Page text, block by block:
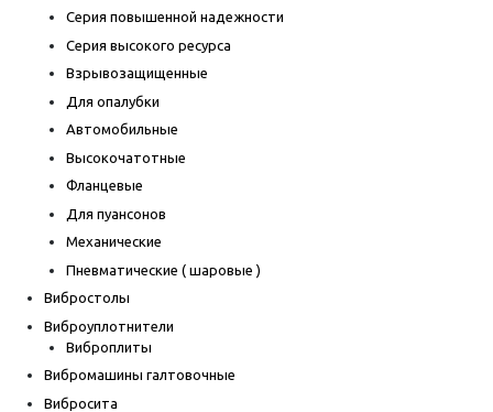
Серия повышенной надежности
Серия высокого ресурса
Взрывозащищенные
Для опалубки
Автомобильные
Высокочатотные
Фланцевые
Для пуансонов
Механические
Пневматические ( шаровые )
Вибростолы
Виброуплотнители
Виброплиты
Вибромашины галтовочные
Вибросита